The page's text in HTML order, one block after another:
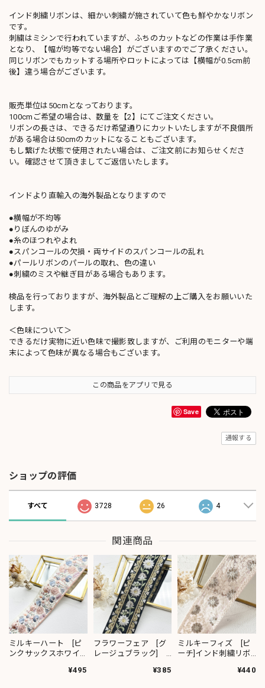
インド刺繍リボンは、細かい刺繍が施されていて色も鮮やかなリボン
です。
刺繍はミシンで行われていますが、ふちのカットなどの作業は手作業
となり、【幅が均等でない場合】がございますのでご了承ください。
同じリボンでもカットする場所やロットによっては【横幅が0.5cm前
後】違う場合がございます。
販売単位は50cmとなっております。
100cmご希望の場合は、数量を【2】にてご注文ください。
リボンの長さは、できるだけ希望通りにカットいたしますが不良個所
がある場合は50cmのカットになることもございます。
もし繋げた状態で使用されたい場合は、ご注文前にお知らせくださ
い。確認させて頂きましてご返信いたします。
インドより直輸入の海外製品となりますので
●横幅が不均等
●りぼんのゆがみ
●糸のほつれやよれ
●スパンコールの欠損・両サイドのスパンコールの乱れ
●パールリボンのパールの取れ、色の違い
●刺繍のミスや継ぎ目がある場合もあります。
検品を行っておりますが、海外製品とご理解の上ご購入をお願いいた
します。
＜色味について＞
できるだけ実物に近い色味で撮影致しますが、ご利用のモニターや端
末によって色味が異なる場合もございます。
この商品をアプリで見る
Save
通報する
ショップの評価
すべて 3728 26 4
関連商品
ミルキーハート [ピ
ンクサックスホワイ
¥495
フラワーフェア [グ
レージュブラック]
¥385
ミルキーフィズ [ピ
ーチ]インド刺繍リボ
¥440